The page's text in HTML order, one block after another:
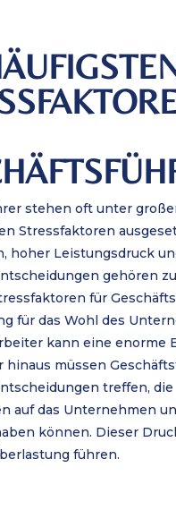
stehen oft unter
Stressfaktoren
hoher Leistungsdruck
gehören
für
für das Wohl des
kann eine enorme
hinaus müssen
treffen, die
auf das Unternehmen
können. Dieser
führen.